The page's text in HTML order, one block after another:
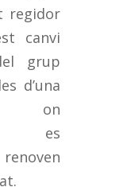
regidor
canvi
grup
d’una
on
es